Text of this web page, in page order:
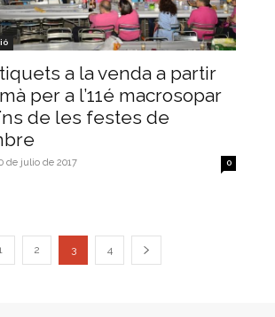
a la venda a partir
per a l’11é macrosopar
de les festes de
de julio de 2017 0
2 3 4